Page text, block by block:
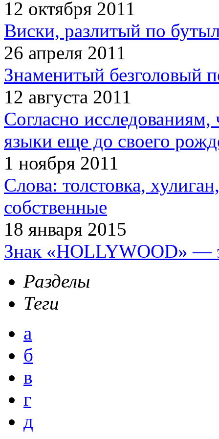
12 октября 2011
Виски, разлитый по
26 апреля 2011
Знаменитый безголовый
12 августа 2011
Согласно исследованиям,
языки еще до своего
1 ноября 2011
Слова: толстовка,
собственные
18 января 2015
Знак «HOLLYWOOD» —
Разделы
Теги
а
б
в
г
д